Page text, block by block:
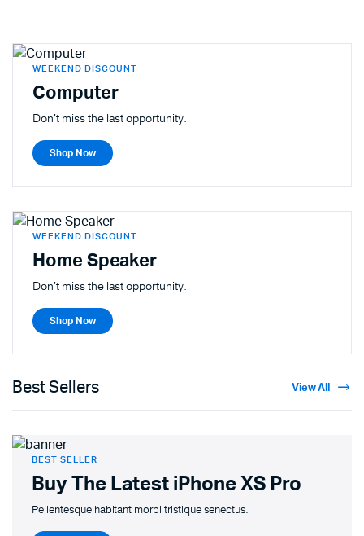
WEEKEND DISCOUNT
Computer
Don't miss the last opportunity.
Shop Now
WEEKEND DISCOUNT
Home Speaker
Don't miss the last opportunity.
Shop Now
Best Sellers View All
BEST SELLER
Buy The Latest iPhone XS Pro
Pellentesque habitant morbi tristique senectus.